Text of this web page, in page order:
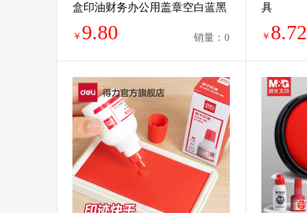
盒印油财务办公用盖章空白蓝黑
紫绿发票章专用
￥ 9.80 销量：0
具
￥ 8.72